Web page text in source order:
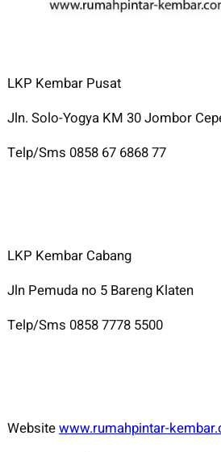
LKP Kembar Pusat
Jln. Solo-Yogya KM 30 Jombor
Telp/Sms 0858 67 6868 77
LKP Kembar Cabang
Jln Pemuda no 5 Bareng Klaten
Telp/Sms 0858 7778 5500
Websitewww.rumahpintar-